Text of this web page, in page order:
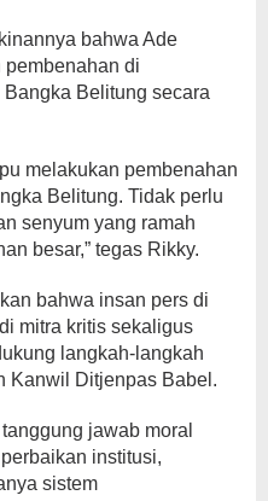
bahwa Ade
di
Belitung secara
melakukan pembenahan
Belitung. Tidak perlu
senyum yang ramah
besar,” tegas Rikky.
bahwa insan pers di
mitra kritis sekaligus
langkah-langkah
Kanwil Ditjenpas Babel.
jawab moral
institusi,
sistem